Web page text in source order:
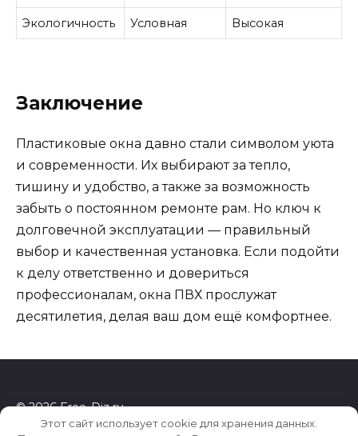
Экологичность Условная Высокая
Заключение
Пластиковые окна давно стали символом уюта
и современности. Их выбирают за тепло,
тишину и удобство, а также за возможность
забыть о постоянном ремонте рам. Но ключ к
долговечной эксплуатации — правильный
выбор и качественная установка. Если подойти
к делу ответственно и довериться
профессионалам, окна ПВХ прослужат
десятилетия, делая ваш дом ещё комфортнее.
© 2026 Free-Diz.ru
Этот сайт использует cookie для хранения данных.